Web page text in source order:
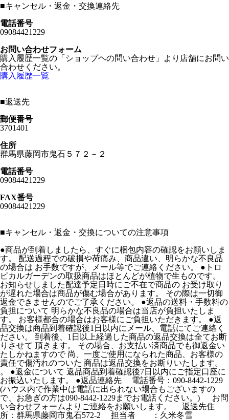
■キャンセル・返金・交換連絡先
電話番号
09084421229
お問い合わせフォーム
購入履歴一覧の「ショップヘの問い合わせ」より店舗にお問い
合わせください。
購入履歴一覧
■返送先
郵便番号
3701401
住所
群馬県藤岡市鬼石５７２－２
電話番号
09084421229
FAX番号
09084421229
■キャンセル・返金・交換についての注意事項
●商品が到着しましたら、すぐに梱包内容の確認をお願いしま
す。 配送過程での破損や荷痛み、商品違い、明らかな不良品
の場合は お手数ですが、メール等でご連絡ください。 ●トロ
ピカルガーデンの取扱商品はほとんどが植物で生ものです。
お知らせしました配達予定日時にご不在で商品の お受け取り
が遅れた場合は商品が傷む場合があります。 その際は一切御
返金できませんのでご了承ください。 ●返品の送料・手数料の
負担について 明らかな不良品の場合は当店が負担いたしま
す。 お客様都合の場合はお客様にご負担いただきます。 ●返
品交換は商品到着確認後1日以内にメール、電話にてご連絡く
ださい。 到着後、1日以上経過した商品の返品交換は全てお断
りさせて 頂きます。 その場合、お支払い済商品でも御返金い
たしかねますので 尚、一度ご使用になられた商品、お客様の
責任で傷汚れのついた 商品は返品交換をお断りいたします。
。 ●返金について 返品商品到着確認後7日以内にご指定口座に
お振込いたします。 ●返品連絡先 電話番号：090-8442-1229
(ハウス内で作業中は電話に出られない場合もございますの
で、お急ぎの方は090-8442-1229までお電話ください。) お問
い合わせフォームよりご連絡をお願いします。 返送先住
所：群馬県藤岡市鬼石572-2 担当者 ：久米冬雪